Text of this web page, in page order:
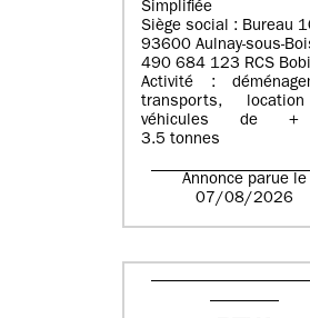
Simplifiée
Siège social : Bureau
93600 Aulnay-sous-
490 684 123 RCS
Activité :
transports,
véhicules de
3.5 tonnes
Annonce parue le
07/08/2026